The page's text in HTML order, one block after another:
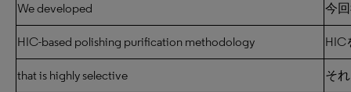
We developed 今
HIC-based polishing purification methodology HIC
that is highly selective そ